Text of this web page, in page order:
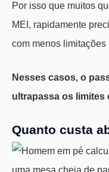
Por isso que muitos
MEI, rapidamente
com menos limitações
Nesses casos, o
ultrapassa os limites
Quanto custa